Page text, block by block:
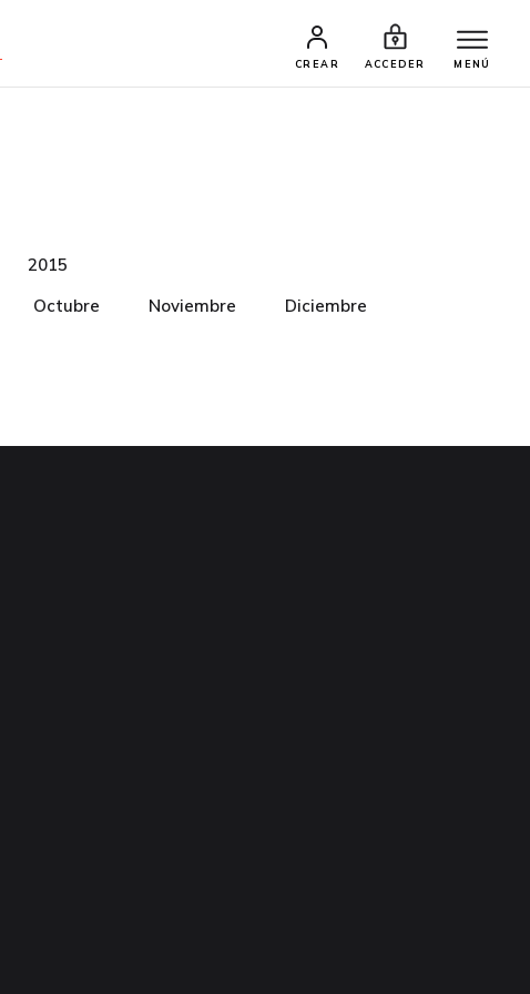
CREAR ACCEDER MENÚ
2015
Octubre Noviembre Diciembre